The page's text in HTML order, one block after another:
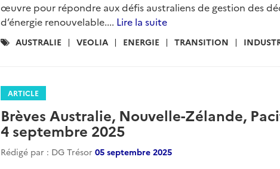
œuvre pour répondre aux défis australiens de gestion des
d’énergie renouvelable.... Lire la suite
Catégories
AUSTRALIE VEOLIA ENERGIE TRANSITION
ARTICLE
Brèves Australie, Nouvelle-Zélande,
4 septembre 2025
Rédigé par : DG Trésor 05 septembre 2025